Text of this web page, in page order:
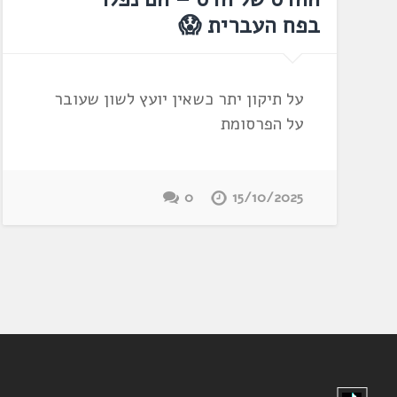
בפח העברית 😱
על תיקון יתר כשאין יועץ לשון שעובר
על הפרסומת
15/10/2025
0